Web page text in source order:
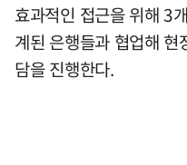
효과적인 접근을 위해 3
계된 은행들과 협업해
담을 진행한다.